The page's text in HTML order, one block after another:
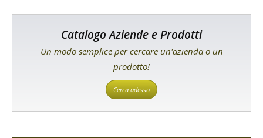
Catalogo Aziende e Prodotti
Un modo semplice per cercare un'azienda o un
prodotto!
Cerca adesso